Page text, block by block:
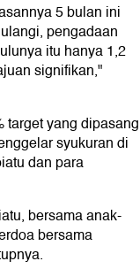
5 bulan ini
pengadaan
itu hanya 1,2
signifikan,"
target yang dipasang
syukuran di
dan para
bersama anak-
bersama